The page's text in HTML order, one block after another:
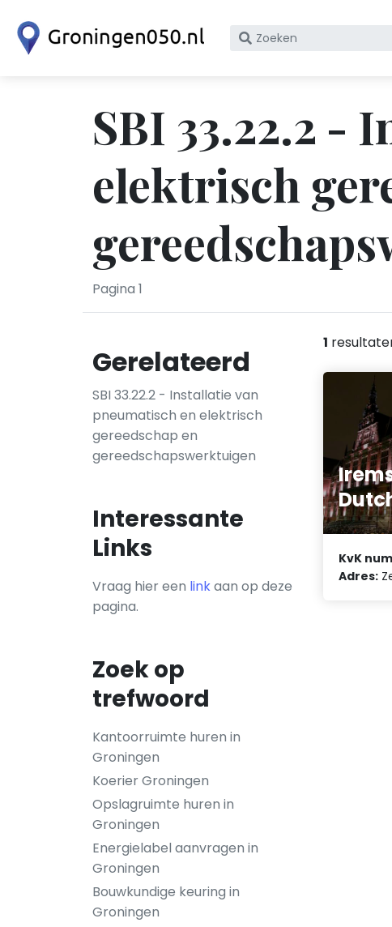
Zoek
KvK
nummer
SBI 33.22.2 -
elektrisch
Pagina 1
Gerelateerd
SBI 33.22.2 - Installatie van
pneumatisch en elektrisch
gereedschap en
gereedschapswerktuigen
Interessante
Links
Vraag hier een linkaan op deze
pagina.
Zoek op
trefwoord
Kantoorruimte huren in
Groningen
Koerier Groningen
Opslagruimte huren in
Groningen
Energielabel aanvragen in
Groningen
Bouwkundige keuring in
Groningen
1
KvK
Adres: